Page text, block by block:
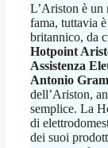
L’Ariston è un
fama, tuttavia
britannico, da
Hotpoint
Assistenza
Antonio
dell’Ariston,
semplice. La
di
dei suoi